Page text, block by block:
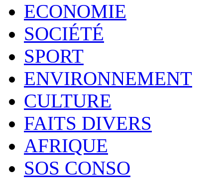
ECONOMIE
SOCIÉTÉ
SPORT
ENVIRONNEMENT
CULTURE
FAITS DIVERS
AFRIQUE
SOS CONSO